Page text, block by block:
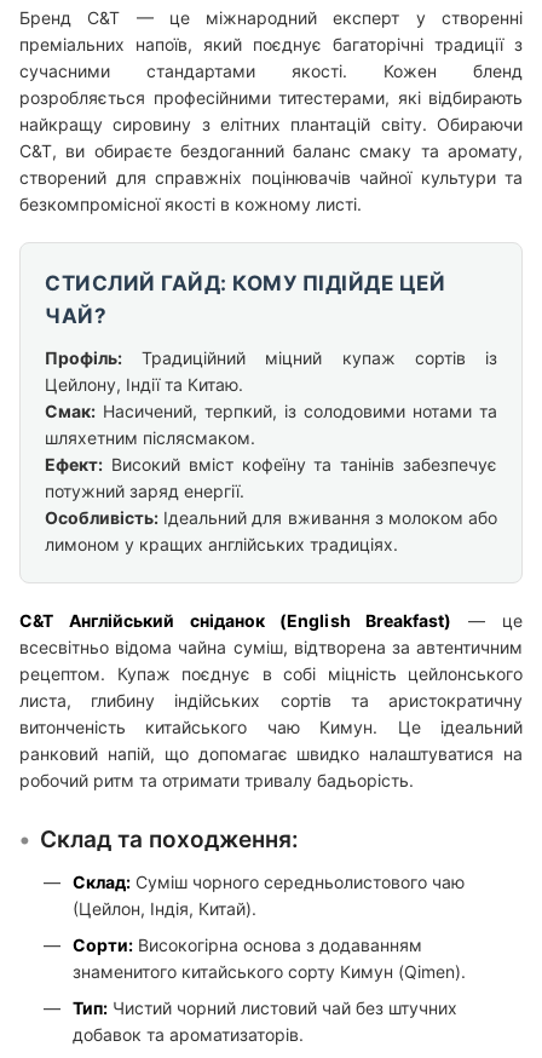
Бренд C&T — це міжнародний експерт у створенні
преміальних напоїв, який поєднує багаторічні традиції з
сучасними стандартами якості. Кожен бленд
розробляється професійними титестерами, які відбирають
найкращу сировину з елітних плантацій світу. Обираючи
C&T, ви обираєте бездоганний баланс смаку та аромату,
створений для справжніх поцінювачів чайної культури та
безкомпромісної якості в кожному листі.
СТИСЛИЙ ГАЙД: КОМУ ПІДІЙДЕ ЦЕЙ
ЧАЙ?
Профіль: Традиційний міцний купаж сортів із
Цейлону, Індії та Китаю.
Смак: Насичений, терпкий, із солодовими нотами та
шляхетним післясмаком.
Ефект: Високий вміст кофеїну та танінів забезпечує
потужний заряд енергії.
Особливість: Ідеальний для вживання з молоком або
лимоном у кращих англійських традиціях.
C&T Англійський сніданок (English Breakfast) — це
всесвітньо відома чайна суміш, відтворена за автентичним
рецептом. Купаж поєднує в собі міцність цейлонського
листа, глибину індійських сортів та аристократичну
витонченість китайського чаю Кимун. Це ідеальний
ранковий напій, що допомагає швидко налаштуватися на
робочий ритм та отримати тривалу бадьорість.
Склад та походження:
Склад: Суміш чорного середньолистового чаю
(Цейлон, Індія, Китай).
Сорти: Високогірна основа з додаванням
знаменитого китайського сорту Кимун (Qimen).
Тип: Чистий чорний листовий чай без штучних
добавок та ароматизаторів.